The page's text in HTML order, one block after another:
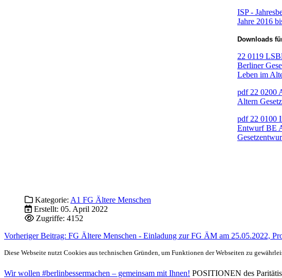
ISP -
Jahre 2016
Downloads
22 0119
Berliner
Leben im
pdf22 0200
Altern Gesetz
pdf22 0100
Entwurf BE
Kategorie: A1 FG Ältere Menschen
Erstellt: 05. April 2022
Zugriffe: 4152
Vorheriger Beitrag: FG Ältere Menschen - Einladung zur FG ÄM am 25.05.2022,
Diese Webseite nutzt Cookies aus technischen Gründen, um Funktionen der Webseiten zu
Wir wollen #berlinbessermachen – gemeinsam mit Ihnen! POSITIONEN des